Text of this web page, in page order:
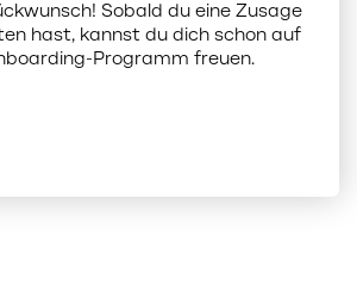
Sobald du eine Zusage
hast, kannst du dich schon auf
Programm freuen.